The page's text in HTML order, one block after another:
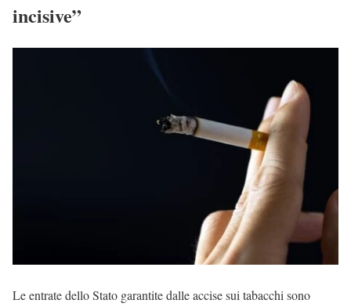
incisive”
Le entrate dello Stato garantite dalle accise sui tabacchi sono